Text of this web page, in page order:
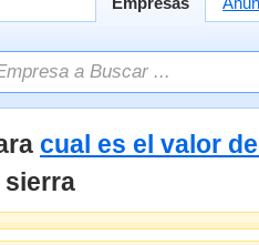
cual es el valor
sierra